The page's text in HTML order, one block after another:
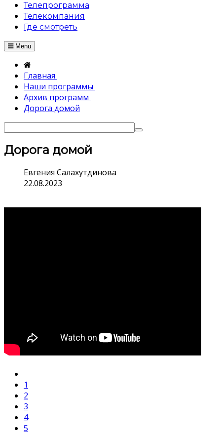
Телепрограмма
Телекомпания
Где смотреть
Menu
Главная
Наши программы
Архив программ
Дорога домой
Дорога домой
Евгения Салахутдинова
22.08.2023
1
2
3
4
5